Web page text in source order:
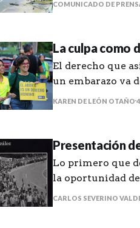
COMUNICADO DE
La culpa como
El derecho que
un embarazo va
por capricho ni
KAREN DE LEÓN OTAÑO
Presentación
Lo primero que
la oportunidad
que tomó las
CARLOS SEVERINO